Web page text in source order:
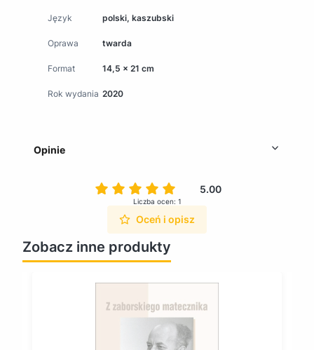
Język polski, kaszubski
Oprawa twarda
Format 14,5 x 21 cm
Rok wydania 2020
Opinie
5.00
Liczba ocen: 1
Oceń i opisz
Zobacz inne produkty